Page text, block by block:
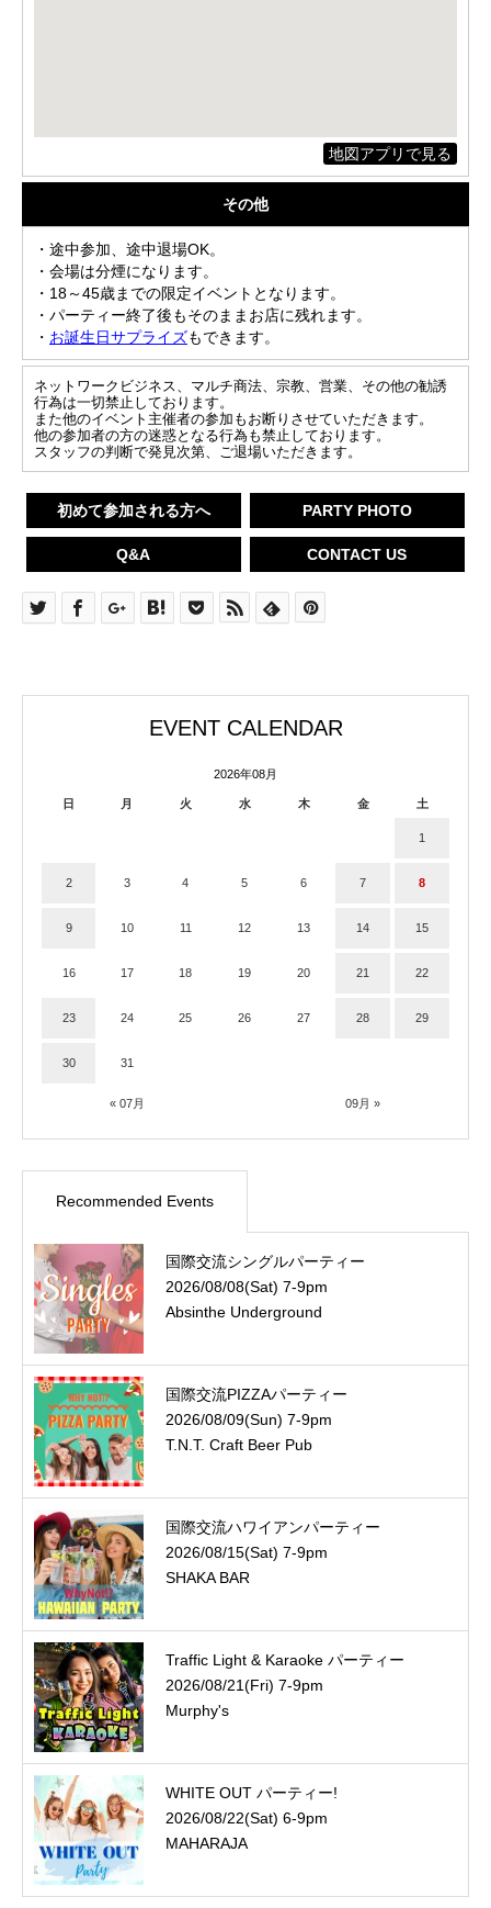
地図アプリで見る
その他
・途中参加、途中退場OK。
・会場は分煙になります。
・18～45歳までの限定イベントとなります。
・パーティー終了後もそのままお店に残れます。
・ お誕生日サプライズもできます。
ネットワークビジネス、マルチ商法、宗教、営業、その他の勧誘
行為は一切禁止しております。
また他のイベント主催者の参加もお断りさせていただきます。
他の参加者の方の迷惑となる行為も禁止しております。
スタッフの判断で発見次第、ご退場いただきます。
初めて参加される方へ PARTY PHOTO
Q&A CONTACT US
EVENT CALENDAR
2026年08月
日 月 火 水 木 金 土
« 07月 09月 »
1
2 3 4 5 6 7 8
9 10 11 12 13 14 15
16 17 18 19 20 21 22
23 24 25 26 27 28 29
30 31
Recommended Events
国際交流シングルパーティー
2026/08/08(Sat) 7-9pm
Absinthe Underground
国際交流PIZZAパーティー
2026/08/09(Sun) 7-9pm
T.N.T. Craft Beer Pub
国際交流ハワイアンパーティー
2026/08/15(Sat) 7-9pm
SHAKA BAR
Traffic Light & Karaoke パーティー
2026/08/21(Fri) 7-9pm
Murphy's
WHITE OUT パーティー!
2026/08/22(Sat) 6-9pm
MAHARAJA